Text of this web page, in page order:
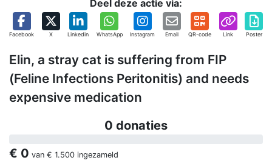
Deel deze actie via:
Facebook X Linkedin WhatsApp Instagram Email QR-code Link Poster
Elin, a stray cat is suffering from FIP
(Feline Infections Peritonitis) and needs
expensive medication
0 donaties
€ 0 van € 1.500 ingezameld